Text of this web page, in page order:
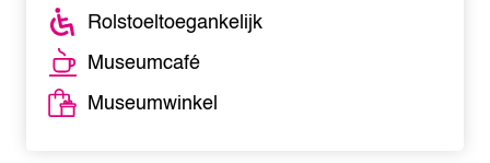
Rolstoeltoegankelijk
Museumcafé
Museumwinkel